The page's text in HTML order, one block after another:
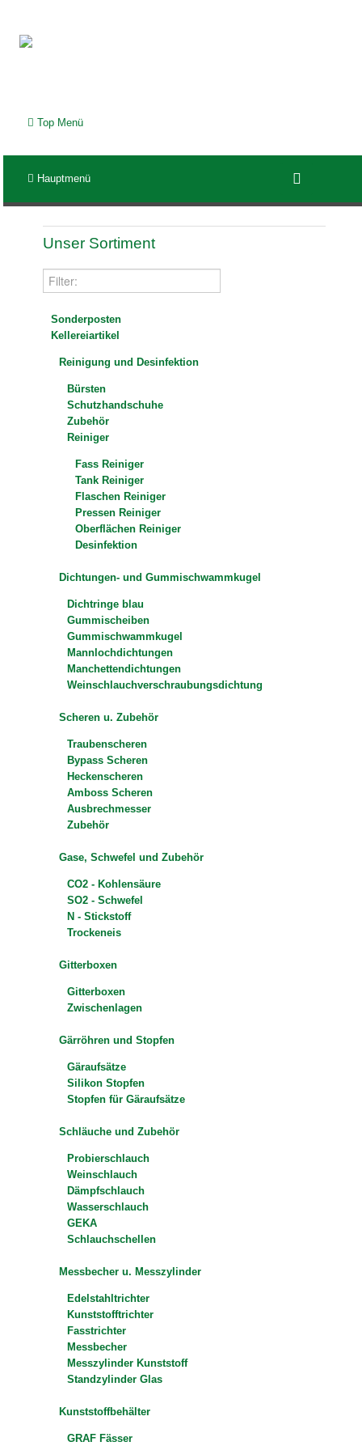
Top Menü
Hauptmenü
Unser Sortiment
Sonderposten
Kellereiartikel
Reinigung und Desinfektion
Bürsten
Schutzhandschuhe
Zubehör
Reiniger
Fass Reiniger
Tank Reiniger
Flaschen Reiniger
Pressen Reiniger
Oberflächen Reiniger
Desinfektion
Dichtungen- und Gummischwammkugel
Dichtringe blau
Gummischeiben
Gummischwammkugel
Mannlochdichtungen
Manchettendichtungen
Weinschlauchverschraubungsdichtung
Scheren u. Zubehör
Traubenscheren
Bypass Scheren
Heckenscheren
Amboss Scheren
Ausbrechmesser
Zubehör
Gase, Schwefel und Zubehör
CO2 - Kohlensäure
SO2 - Schwefel
N - Stickstoff
Trockeneis
Gitterboxen
Gitterboxen
Zwischenlagen
Gärröhren und Stopfen
Gäraufsätze
Silikon Stopfen
Stopfen für Gäraufsätze
Schläuche und Zubehör
Probierschlauch
Weinschlauch
Dämpfschlauch
Wasserschlauch
GEKA
Schlauchschellen
Messbecher u. Messzylinder
Edelstahltrichter
Kunststofftrichter
Fasstrichter
Messbecher
Messzylinder Kunststoff
Standzylinder Glas
Kunststoffbehälter
GRAF Fässer